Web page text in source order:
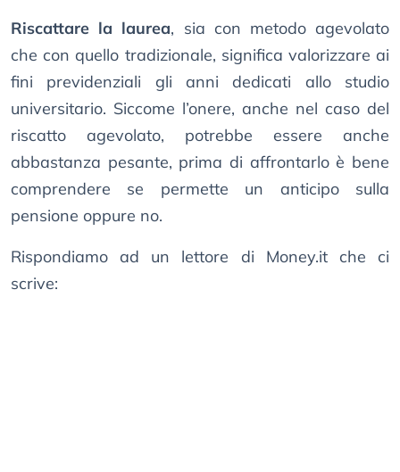
Riscattare la laurea, sia con metodo agevolato
che con quello tradizionale, significa valorizzare ai
fini previdenziali gli anni dedicati allo studio
universitario. Siccome l’onere, anche nel caso del
riscatto agevolato, potrebbe essere anche
abbastanza pesante, prima di affrontarlo è bene
comprendere se permette un anticipo sulla
pensione oppure no.
Rispondiamo ad un lettore di Money.it che ci
scrive: